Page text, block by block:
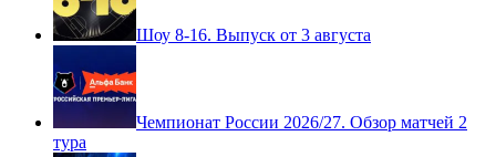
Шоу 8-16. Выпуск от 3 августа
Чемпионат России 2026/27. Обзор матчей 2
тура